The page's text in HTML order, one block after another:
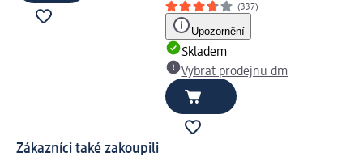
(337)
Upozornění
Skladem
Vybrat prodejnu dm
Zákazníci také zakoupili